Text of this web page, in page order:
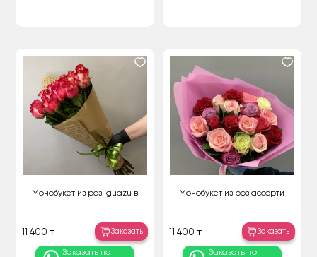
Монобукет из роз Iguazu в
11 400 ₸ Заказать
Заказать по
Монобукет из роз ассорти
11 400 ₸ Заказать
Заказать по